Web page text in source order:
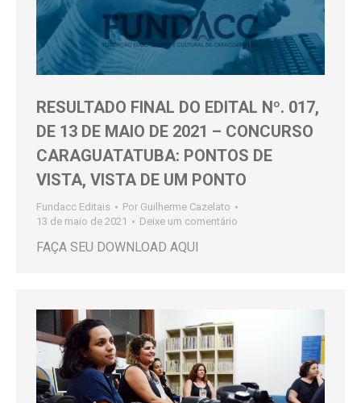
RESULTADO FINAL DO EDITAL Nº. 017,
DE 13 DE MAIO DE 2021 – CONCURSO
CARAGUATATUBA: PONTOS DE
VISTA, VISTA DE UM PONTO
Fundacc Editais Por Guilherme Cazelato
13 de maio de 2021
Deixe um comentário
FAÇA SEU DOWNLOAD AQUI